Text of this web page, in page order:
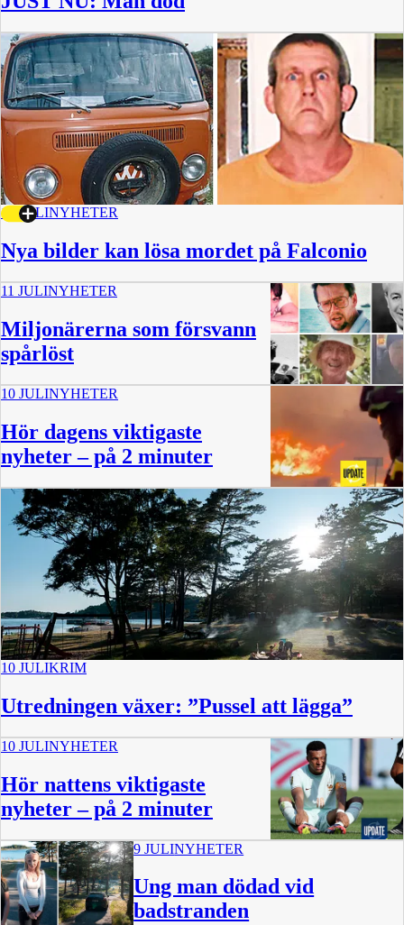
15 JULINYHETER
Nya bilder kan lösa mordet på Falconio
11 JULINYHETER
Miljonärerna som försvann
spårlöst
10 JULINYHETER
Hör dagens viktigaste
nyheter – på 2 minuter
10 JULIKRIM
Utredningen växer: ”Pussel att lägga”
10 JULINYHETER
Hör nattens viktigaste
nyheter – på 2 minuter
9 JULINYHETER
Ung man dödad vid
badstranden